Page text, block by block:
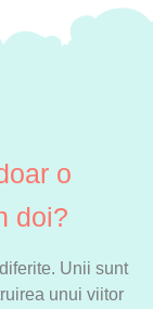
o
doi?
Unii sunt
unui viitor